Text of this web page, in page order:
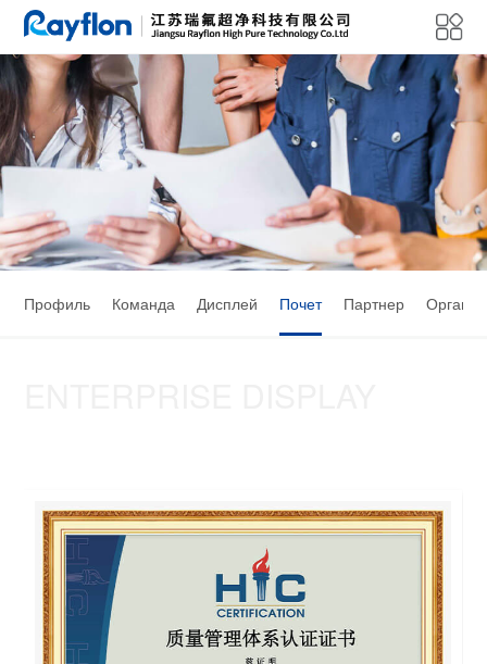
Профиль Команда Дисплей Почет Партнер